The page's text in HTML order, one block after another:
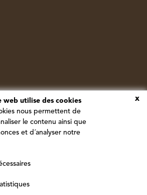
- Made by
NOTRE TREEBE
à notre newsletter pour
promotions et de produits
x
web utilise des cookies
nous permettent de
le contenu ainsi que
et d´analyser notre